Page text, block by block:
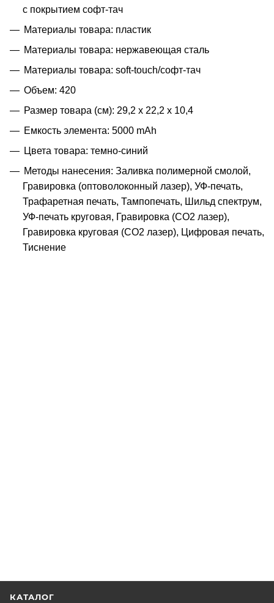
с покрытием софт-тач
Материалы товара: пластик
Материалы товара: нержавеющая cталь
Материалы товара: soft-touch/софт-тач
Объем: 420
Размер товара (см): 29,2 х 22,2 х 10,4
Емкость элемента: 5000 mAh
Цвета товара: темно-синий
Методы нанесения: Заливка полимерной смолой,
Гравировка (оптоволоконный лазер), УФ-печать,
Трафаретная печать, Тампопечать, Шильд спектрум,
УФ-печать круговая, Гравировка (CO2 лазер),
Гравировка круговая (CO2 лазер), Цифровая печать,
Тиснение
КАТАЛОГ